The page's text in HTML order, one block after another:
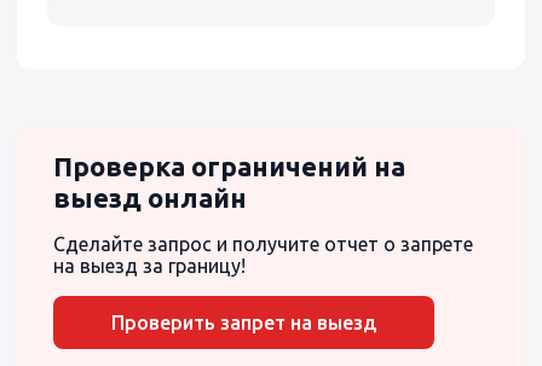
Проверка ограничений на
выезд онлайн
Сделайте запрос и получите отчет о запрете
на выезд за границу!
Проверить запрет на выезд